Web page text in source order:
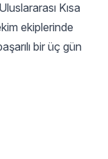
Kısa
ekiplerinde
bir üç gün